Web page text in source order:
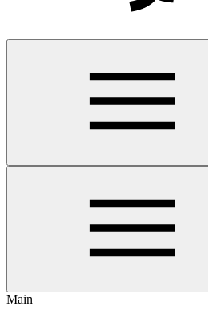
Main